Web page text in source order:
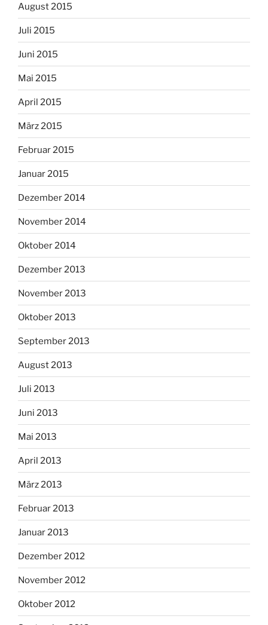
August 2015
Juli 2015
Juni 2015
Mai 2015
April 2015
März 2015
Februar 2015
Januar 2015
Dezember 2014
November 2014
Oktober 2014
Dezember 2013
November 2013
Oktober 2013
September 2013
August 2013
Juli 2013
Juni 2013
Mai 2013
April 2013
März 2013
Februar 2013
Januar 2013
Dezember 2012
November 2012
Oktober 2012